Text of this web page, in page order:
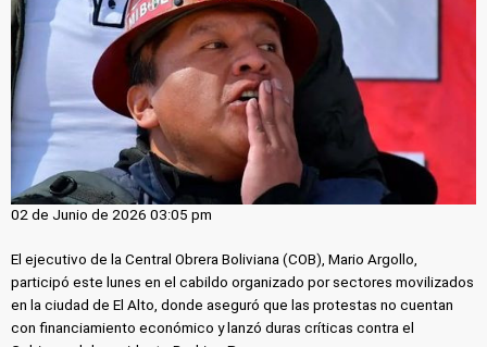
02 de Junio de 2026 03:05 pm
El ejecutivo de la Central Obrera Boliviana (COB), Mario Argollo,
participó este lunes en el cabildo organizado por sectores movilizados
en la ciudad de El Alto, donde aseguró que las protestas no cuentan
con financiamiento económico y lanzó duras críticas contra el